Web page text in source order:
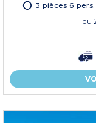
3 pièces 6
du